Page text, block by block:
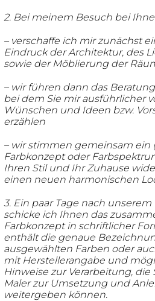
2. Bei meinem Besuch bei
– verschaffe ich mir zunächst
Eindruck der Architektur, des
sowie der Möblierung der
– wir führen dann das
bei dem Sie mir ausführlicher
Wünschen und Ideen bzw.
erzählen
– wir stimmen gemeinsam ein
Farbkonzept oder
Ihren Stil und Ihr Zuhause
einen neuen harmonischen
3. Ein paar Tage nach unserem
schicke ich Ihnen das
Farbkonzept in schriftlicher
enthält die genaue
ausgewählten Farben oder
mit Herstellerangabe und
Hinweise zur Verarbeitung, die
Maler zur Umsetzung und
weitergeben können.